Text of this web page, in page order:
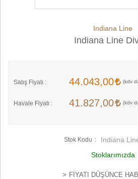
Indiana Line
Indiana Line
Satış Fiyatı : 44.043,00
Havale Fiyatı : 41.827,00
Stok Kodu
Indiana
Stoklarımızda
FIYATI DÜŞÜNCE